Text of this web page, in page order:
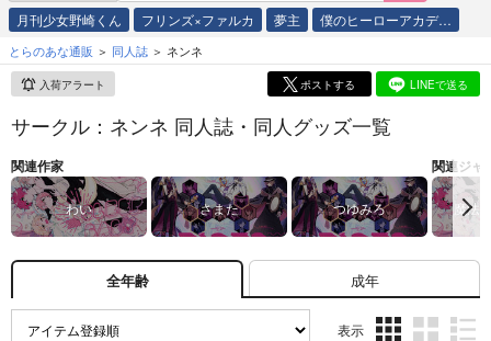
月刊少女野崎くん フリンズ×ファルカ 夢主 僕のヒーローアカデ…
とらのあな通販 同人誌 ネンネ
入荷アラート ポストする LINEで送る
サークル：ネンネ 同人誌・同人グッズ一覧
関連作家
わい さまた つゆみろ
関連ジャ
魔法
全年齢 成年
表示